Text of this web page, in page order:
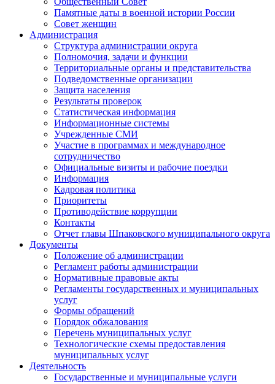
Памятные даты в военной истории России
Совет женщин
Администрация
Структура администрации округа
Полномочия, задачи и функции
Территориальные органы и представительства
Подведомственные организации
Защита населения
Результаты проверок
Статистическая информация
Информационные системы
Учрежденные СМИ
Участие в программах и международное
сотрудничество
Официальные визиты и рабочие поездки
Информация
Кадровая политика
Приоритеты
Противодействие коррупции
Контакты
Отчет главы Шпаковского муниципального округа
Документы
Положение об администрации
Регламент работы администрации
Нормативные правовые акты
Регламенты государственных и муниципальных
услуг
Формы обращений
Порядок обжалования
Перечень муниципальных услуг
Технологические схемы предоставления
муниципальных услуг
Деятельность
Государственные и муниципальные услуги